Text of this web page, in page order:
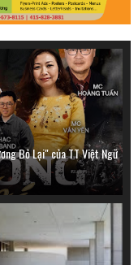
Bỏ Lại" của TT Việt Ngữ